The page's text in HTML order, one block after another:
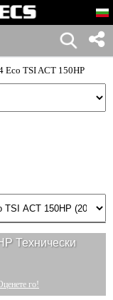
Eco TSI ACT 150HP
Технически
го!